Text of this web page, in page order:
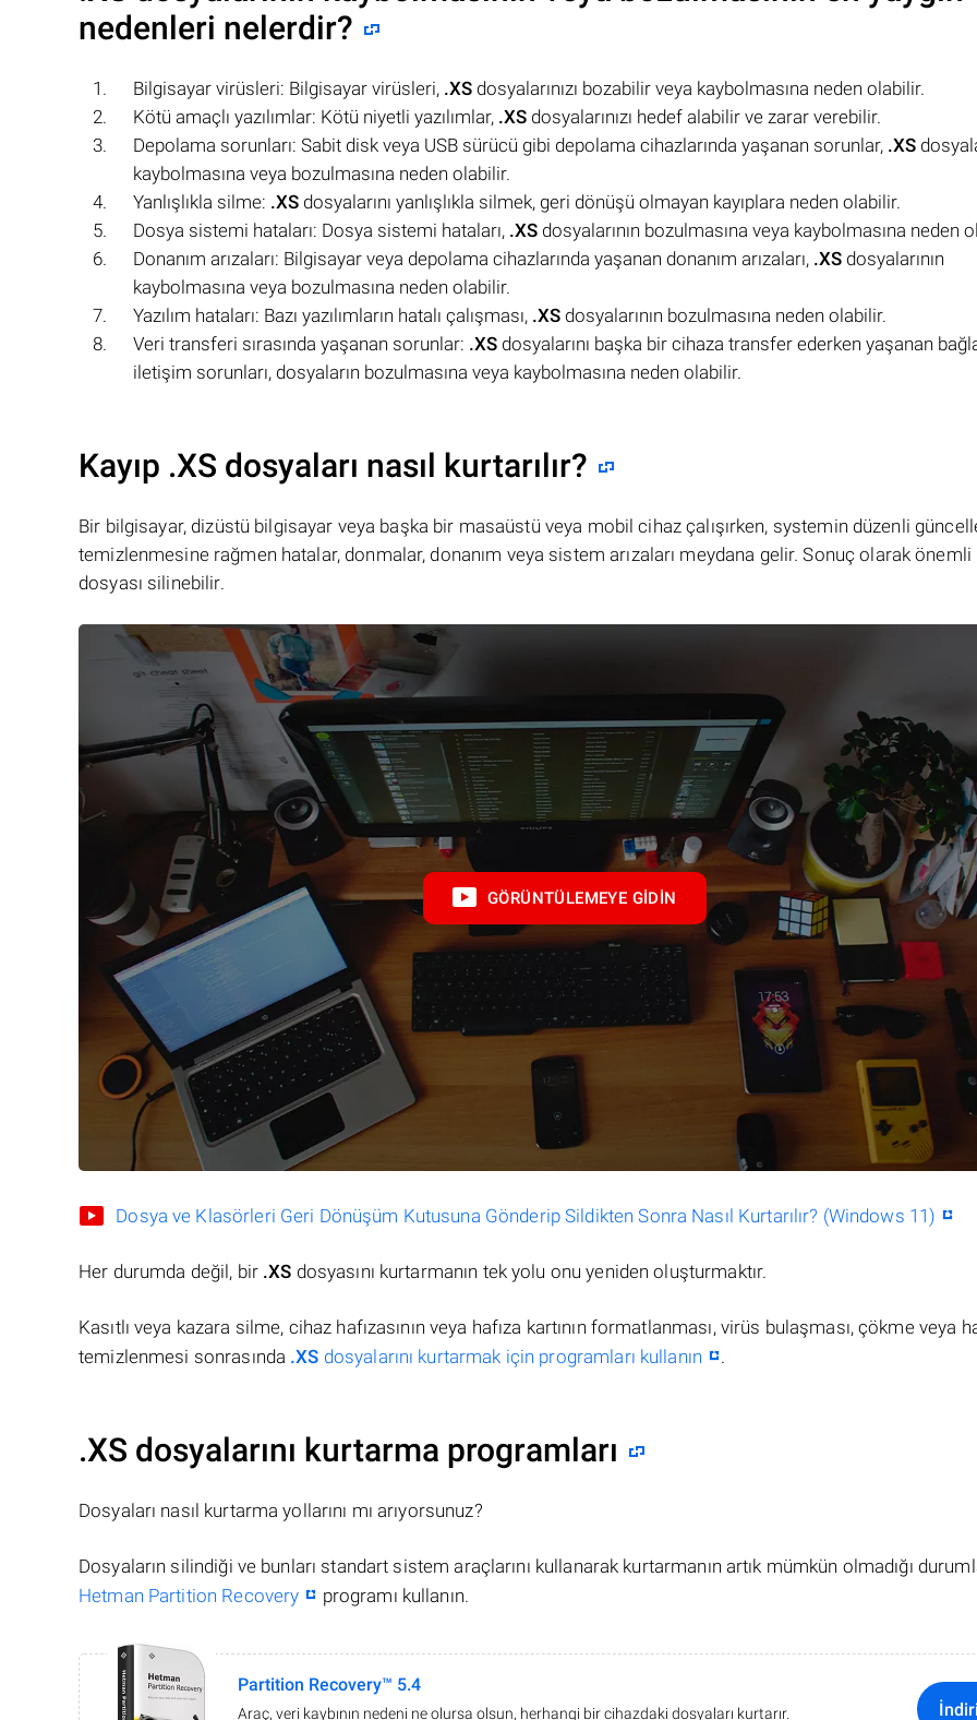
nedenleri nelerdir?
Bilgisayar virüsleri: Bilgisayar virüsleri, .XS dosyalarınızı bozabilir veya kaybolmasına neden olabilir.
Kötü amaçlı yazılımlar: Kötü niyetli yazılımlar, .XS dosyalarınızı hedef alabilir ve zarar verebilir.
Depolama sorunları: Sabit disk veya USB sürücü gibi depolama cihazlarında yaşanan sorunlar, .XS
kaybolmasına veya bozulmasına neden olabilir.
Yanlışlıkla silme: .XS dosyalarını yanlışlıkla silmek, geri dönüşü olmayan kayıplara neden olabilir.
Dosya sistemi hataları: Dosya sistemi hataları, .XS dosyalarının bozulmasına veya kaybolmasına neden
Donanım arızaları: Bilgisayar veya depolama cihazlarında yaşanan donanım arızaları, .XS dosyalarının
kaybolmasına veya bozulmasına neden olabilir.
Yazılım hataları: Bazı yazılımların hatalı çalışması, .XS dosyalarının bozulmasına neden olabilir.
Veri transferi sırasında yaşanan sorunlar: .XS dosyalarını başka bir cihaza transfer ederken yaşanan
iletişim sorunları, dosyaların bozulmasına veya kaybolmasına neden olabilir.
Kayıp .XS dosyaları nasıl kurtarılır?
Bir bilgisayar, dizüstü bilgisayar veya başka bir masaüstü veya mobil cihaz çalışırken, systemin düzenli
temizlenmesine rağmen hatalar, donmalar, donanım veya sistem arızaları meydana gelir. Sonuç olarak önemli
dosyası silinebilir.
GÖRÜNTÜLEMEYE GIDIN
Dosya ve Klasörleri Geri Dönüşüm Kutusuna Gönderip Sildikten Sonra Nasıl Kurtarılır? (Windows 11)
Her durumda değil, bir .XS dosyasını kurtarmanın tek yolu onu yeniden oluşturmaktır.
Kasıtlı veya kazara silme, cihaz hafızasının veya hafıza kartının formatlanması, virüs bulaşması, çökme veya
temizlenmesi sonrasında .XS dosyalarını kurtarmak için programları kullanın .
.XS dosyalarını kurtarma programları
Dosyaları nasıl kurtarma yollarını mı arıyorsunuz?
Dosyaların silindiği ve bunları standart sistem araçlarını kullanarak kurtarmanın artık mümkün olmadığı
Hetman Partition Recovery
programı kullanın.
Partition Recovery™ 5.4
Araç, veri kaybının nedeni ne olursa olsun, herhangi bir cihazdaki dosyaları kurtarır.